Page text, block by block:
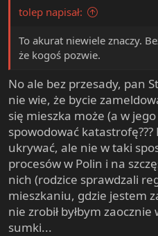
tolep napisał:
To akurat niewiele znaczy.
że kogoś pozwie.
No ale bez przesady, pan
nie wie, że bycie
się mieszka może (a w
spowodować
ukrywać, ale nie w taki
procesów w Polin i na
nich (rodzice sprawdzali
mieszkaniu, gdzie jestem
nie zrobił byłbym zaocznie
sumki...